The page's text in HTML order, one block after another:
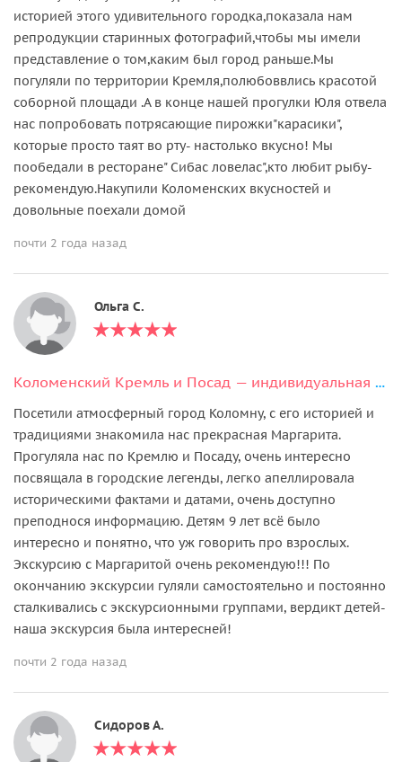
историей этого удивительного городка,показала нам
репродукции старинных фотографий,чтобы мы имели
представление о том,каким был город раньше.Мы
погуляли по территории Кремля,полюбоввлись красотой
соборной площади .А в конце нашей прогулки Юля отвела
нас попробовать потрясающие пирожки"карасики",
которые просто таят во рту- настолько вкусно! Мы
пообедали в ресторане" Сибас ловелас",кто любит рыбу-
рекомендую.Накупили Коломенских вкусностей и
довольные поехали домой
почти 2 года назад
Ольга С.
Коломенский Кремль и Посад — индивидуальная экскурсия
Посетили атмосферный город Коломну, с его историей и
традициями знакомила нас прекрасная Маргарита.
Прогуляла нас по Кремлю и Посаду, очень интересно
посвящала в городские легенды, легко апеллировала
историческими фактами и датами, очень доступно
преподнося информацию. Детям 9 лет всё было
интересно и понятно, что уж говорить про взрослых.
Экскурсию с Маргаритой очень рекомендую!!! По
окончанию экскурсии гуляли самостоятельно и постоянно
сталкивались с экскурсионными группами, вердикт детей-
наша экскурсия была интересней!
почти 2 года назад
Сидоров А.